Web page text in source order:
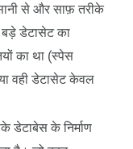
से और साफ़ तरीके
डेटासेट का
का था (स्पेस
वही डेटासेट केवल
के निर्माण